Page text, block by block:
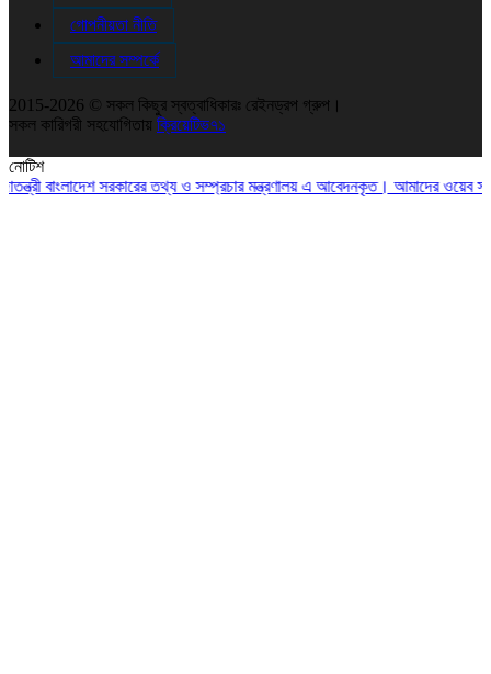
গোপনীয়তা নীতি
আমাদের সম্পর্কে
2015-2026 © সকল কিছুর স্বত্বাধিকারঃ রেইনড্রপ গ্রুপ।
সকল কারিগরী সহযোগিতায় ক্রিয়েটিভ৭১
নোটিশ
বাংলাদেশ সরকারের তথ্য ও সম্প্রচার মন্ত্রণালয় এ আবেদনকৃত। আমাদের ওয়েব